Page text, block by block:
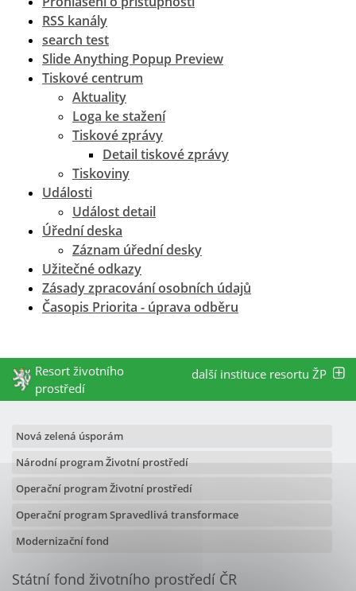
RSS kanály
search test
Slide Anything Popup Preview
Tiskové centrum
Aktuality
Loga ke stažení
Tiskové zprávy
Detail tiskové zprávy
Tiskoviny
Události
Událost detail
Úřední deska
Záznam úřední desky
Užitečné odkazy
Zásady zpracování osobních údajů
Časopis Priorita - úprava odběru
Resort životního
prostředí
další instituce resortu ŽP
Nová zelená úsporám
Národní program Životní prostředí
Operační program Životní prostředí
Operační program Spravedlivá transformace
Modernizační fond
Státní fond životního prostředí ČR